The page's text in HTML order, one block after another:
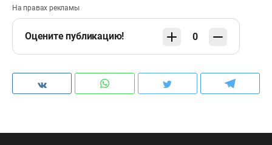
На правах рекламы
Оцените публикацию! 0